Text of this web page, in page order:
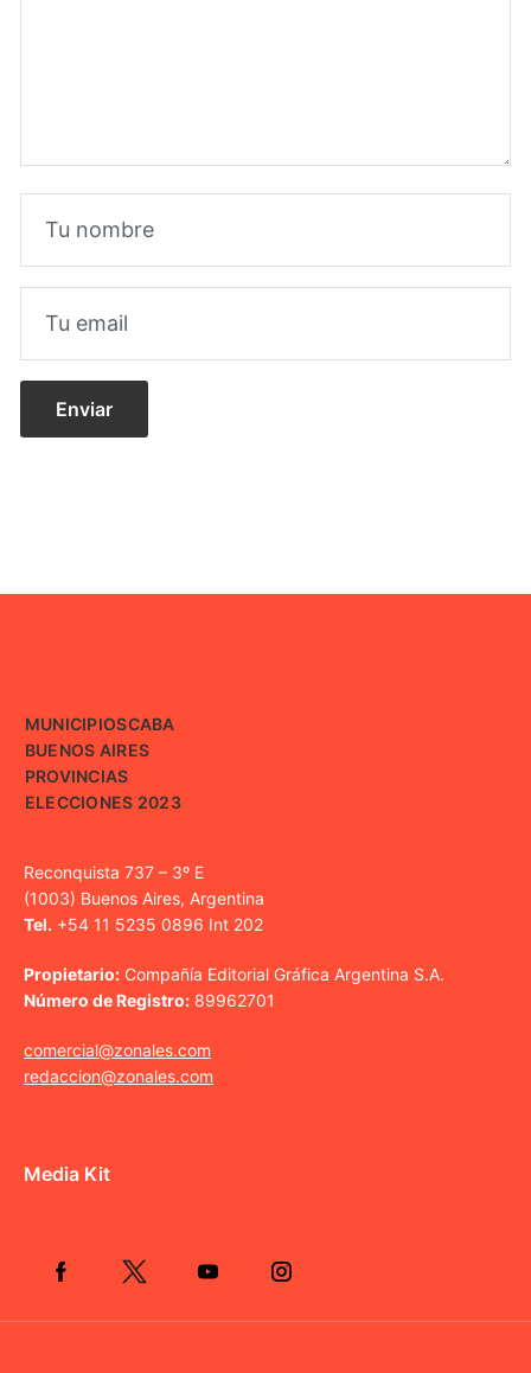
MUNICIPIOSCABA
BUENOS AIRES
PROVINCIAS
ELECCIONES 2023
Reconquista 737 – 3º E
(1003) Buenos Aires, Argentina
Tel. +54 11 5235 0896 Int 202
Propietario: Compañía Editorial Gráfica Argentina S.A.
Número de Registro: 89962701
comercial@zonales.com
redaccion@zonales.com
Media Kit